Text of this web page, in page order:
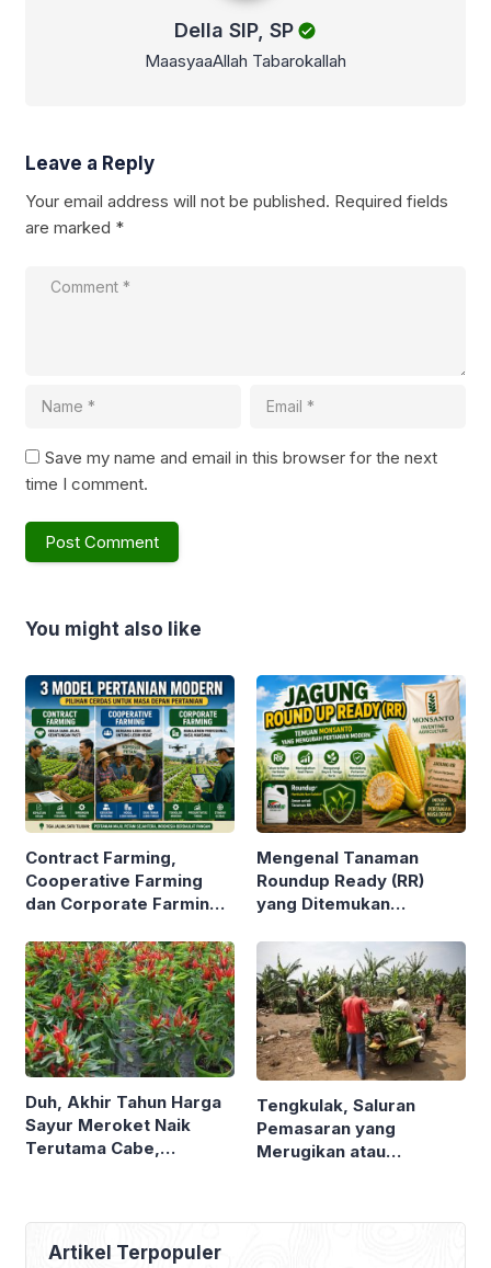
Della SIP, SP
MaasyaaAllah Tabarokallah
Leave a Reply
Your email address will not be published. Required fields
are marked *
Save my name and email in this browser for the next
time I comment.
You might also like
Contract Farming,
Cooperative Farming
dan Corporate Farming.
Dengar. Tapi Apa Beda
Ketiganya ?
Mengenal Tanaman
Roundup Ready (RR)
yang Ditemukan
MONSANTO. Tak Mati
Meski Disemprot
Herbisida ?
Duh, Akhir Tahun Harga
Sayur Meroket Naik
Terutama Cabe,
Tengkulak, Saluran
Pemasaran yang
Merugikan atau
Resiko Jadi Tengkulak
Artikel Terpopuler